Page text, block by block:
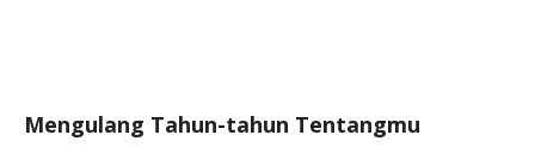
Mengulang Tahun-tahun Tentangmu